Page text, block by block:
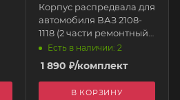
Корпус распредвала для
автомобиля ВАЗ 2108-
1118 (2 части ремонтный)
21080-1006033-00
Тольятти
Есть в наличии: 2
1 890 ₽/комплект
В КОРЗИНУ